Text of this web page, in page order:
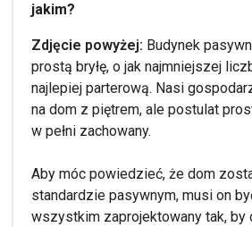
jakim?
Zdjęcie powyżej: Budynek
prostą bryłę, o jak najmniejszej
najlepiej parterową. Nasi
na dom z piętrem, ale postulat
w pełni zachowany.
Aby móc powiedzieć, że dom
standardzie pasywnym, musi on
wszystkim zaprojektowany tak, by